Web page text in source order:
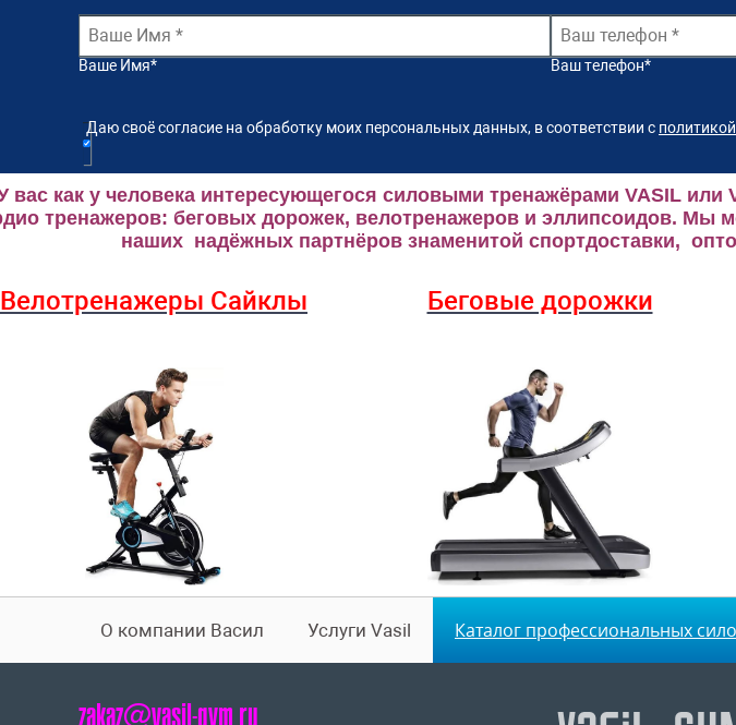
Ваше Имя* Ваш телефон*
Даю своё согласие на обработку моих персональных данных, в соответствии с
вас как у человека интересующегося силовыми тренажёрами VASIL или
тренажеров: беговых дорожек, велотренажеров и эллипсоидов. Мы
наших надёжных партнёров знаменитой спортдоставки,
Велотренажеры Сайклы Беговые дорожки
О компании Васил Услуги Vasil Каталог профессиональных